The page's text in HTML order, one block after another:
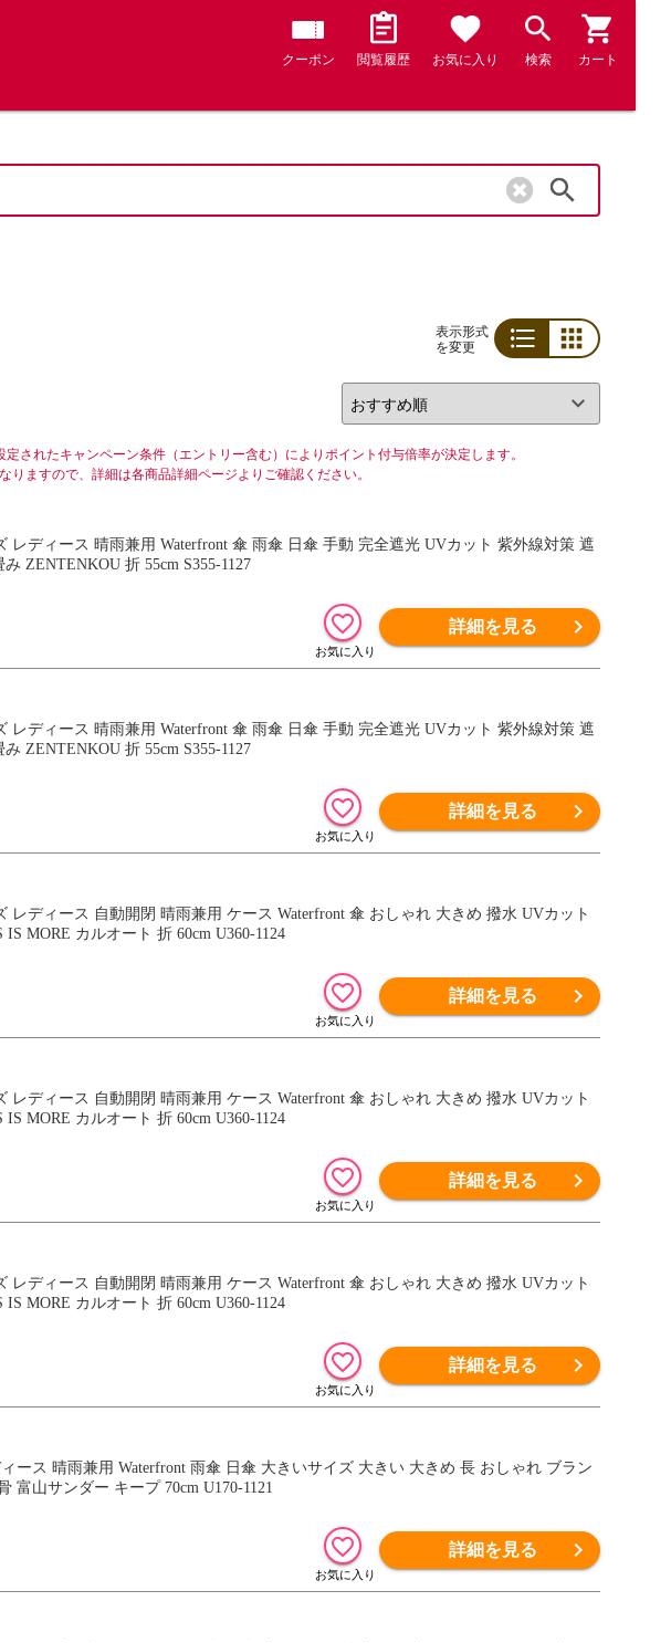
クーポン 閲覧履歴 お気に入り 検索 カート
表示形式
を変更
されたキャンペーン条件（エントリー含む）によりポイント付与倍率が決定します。
ますので、詳細は各商品詳細ページよりご確認ください。
レディース 晴雨兼用 Waterfront 傘 雨傘 日傘 手動 完全遮光 UVカット 紫外線対策 遮
ZENTENKOU 折 55cm S355-1127
詳細を見る
レディース 晴雨兼用 Waterfront 傘 雨傘 日傘 手動 完全遮光 UVカット 紫外線対策 遮
ZENTENKOU 折 55cm S355-1127
詳細を見る
レディース 自動開閉 晴雨兼用 ケース Waterfront 傘 おしゃれ 大きめ 撥水 UVカット
MORE カルオート 折 60cm U360-1124
詳細を見る
レディース 自動開閉 晴雨兼用 ケース Waterfront 傘 おしゃれ 大きめ 撥水 UVカット
MORE カルオート 折 60cm U360-1124
詳細を見る
レディース 自動開閉 晴雨兼用 ケース Waterfront 傘 おしゃれ 大きめ 撥水 UVカット
MORE カルオート 折 60cm U360-1124
詳細を見る
ース 晴雨兼用 Waterfront 雨傘 日傘 大きいサイズ 大きい 大きめ 長 おしゃれ ブラン
富山サンダー キープ 70cm U170-1121
詳細を見る